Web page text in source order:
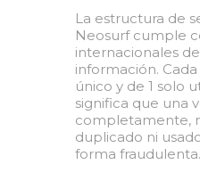
La estructura de
Neosurf cumple
internacionales
información.
único y de 1 solo
significa que una
completamente,
duplicado ni
forma fraudulenta.